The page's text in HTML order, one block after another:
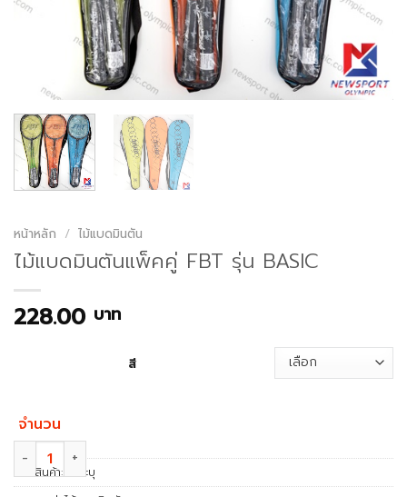
หน้าหลัก / ไม้แบดมินตัน
ไม้แบดมินตันแพ็คคู่ FBT รุ่น BASIC
228.00 บาท
สี
จำนวน
จำนวน ไม้แบดมินตันแพ็คคู่ FBT รุ่น BASIC ชิ้น
รหัสสินค้า:ไม่ระบุ